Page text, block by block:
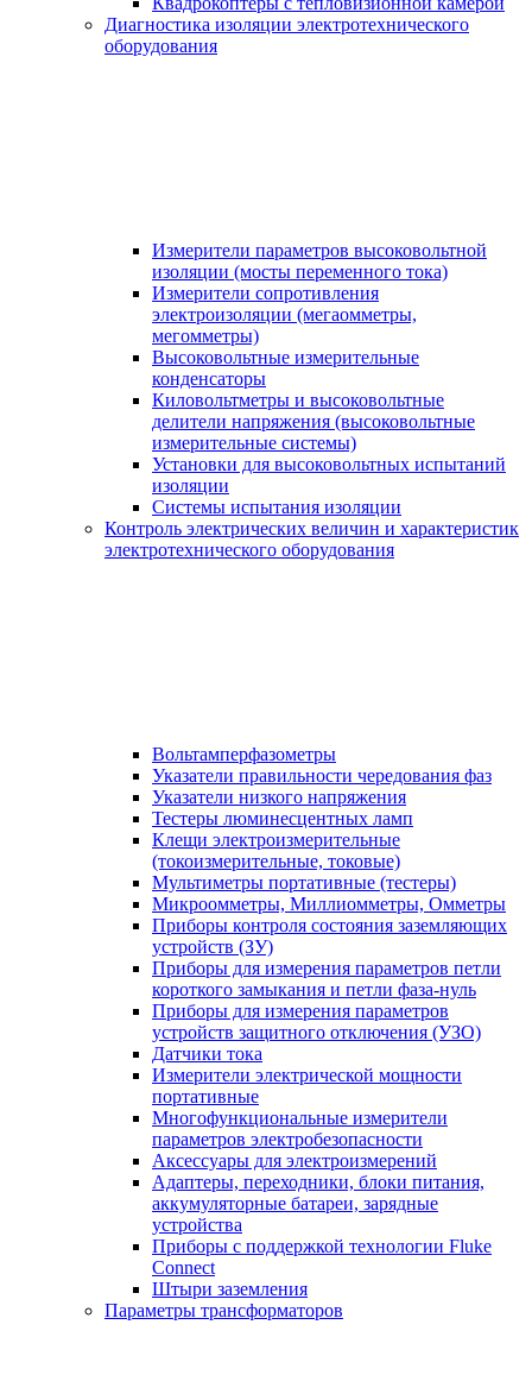
Диагностика изоляции электротехнического
оборудования
Измерители параметров высоковольтной
изоляции (мосты переменного тока)
Измерители сопротивления
электроизоляции (мегаомметры,
мегомметры)
Высоковольтные измерительные
конденсаторы
Киловольтметры и высоковольтные
делители напряжения (высоковольтные
измерительные системы)
Установки для высоковольтных испытаний
изоляции
Системы испытания изоляции
Контроль электрических величин и характеристик
электротехнического оборудования
Вольтамперфазометры
Указатели правильности чередования фаз
Указатели низкого напряжения
Тестеры люминесцентных ламп
Клещи электроизмерительные
(токоизмерительные, токовые)
Мультиметры портативные (тестеры)
Микроомметры, Миллиомметры, Омметры
Приборы контроля состояния заземляющих
устройств (ЗУ)
Приборы для измерения параметров петли
короткого замыкания и петли фаза-нуль
Приборы для измерения параметров
устройств защитного отключения (УЗО)
Датчики тока
Измерители электрической мощности
портативные
Многофункциональные измерители
параметров электробезопасности
Аксессуары для электроизмерений
Адаптеры, переходники, блоки питания,
аккумуляторные батареи, зарядные
устройства
Приборы с поддержкой технологии Fluke
Connect
Штыри заземления
Параметры трансформаторов